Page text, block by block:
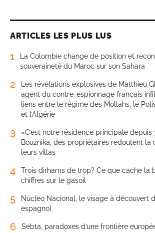
ARTICLES LES PLUS LUS
1
La Colombie change de position et
souveraineté du Maroc sur son Sahara
2
Les révélations explosives de Matthieu
agent du contre-espionnage français
liens entre le régime des Mollahs, le
et l’Algérie
3
«C’est notre résidence principale depuis
Bouznika, des propriétaires redoutent la
leurs villas
4
Trois dirhams de trop? Ce que cache la
chiffres sur le gasoil
5
Núcleo Nacional, le visage à découvert
espagnol
6 Sebta, paradoxes d’une frontière